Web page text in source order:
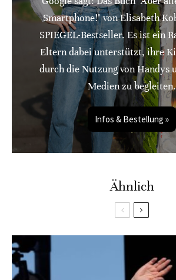
Smartphone!" von Elisabeth
SPIEGEL-Bestseller. Es ist ein
Eltern dabei unterstützt, ihre
durch die Nutzung von Handys
Medien zu begleiten.
Infos & Bestellung »
Ähnlich